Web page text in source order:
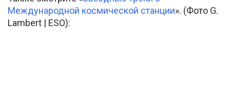
Международной космической станции». (Фото G.
Lambert | ESO):